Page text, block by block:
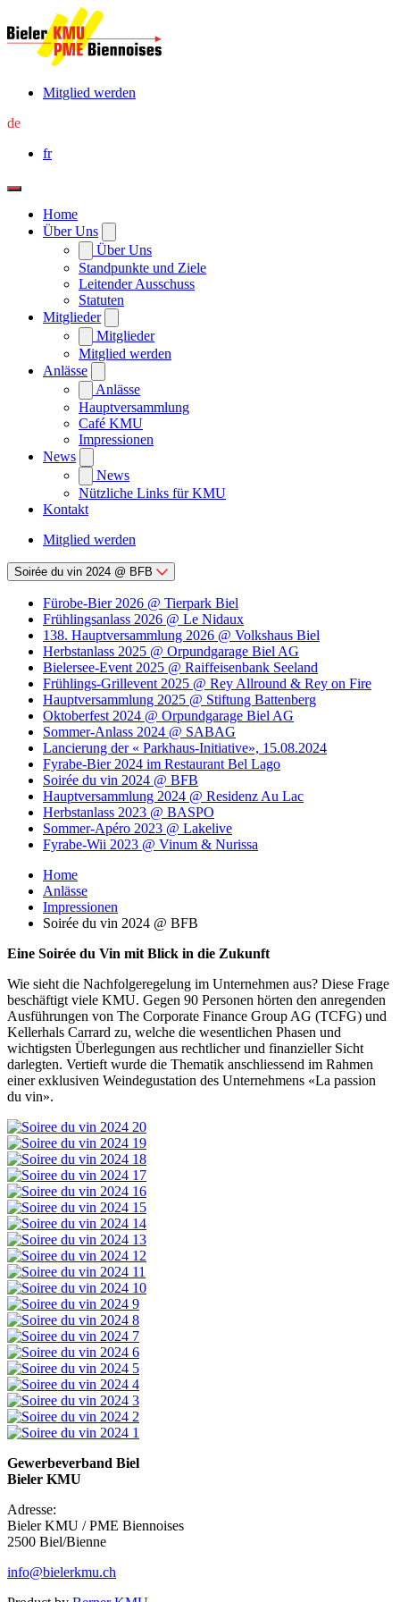
Mitglied werden
de
fr
Home
Über Uns
Über Uns
Standpunkte und Ziele
Leitender Ausschuss
Statuten
Mitglieder
Mitglieder
Mitglied werden
Anlässe
Anlässe
Hauptversammlung
Café KMU
Impressionen
News
News
Nützliche Links für KMU
Kontakt
Mitglied werden
Soirée du vin 2024 @ BFB
Fürobe-Bier 2026 @ Tierpark Biel
Frühlingsanlass 2026 @ Le Nidaux
138. Hauptversammlung 2026 @ Volkshaus Biel
Herbstanlass 2025 @ Orpundgarage Biel AG
Bielersee-Event 2025 @ Raiffeisenbank Seeland
Frühlings-Grillevent 2025 @ Rey Allround & Rey on Fire
Hauptversammlung 2025 @ Stiftung Battenberg
Oktoberfest 2024 @ Orpundgarage Biel AG
Sommer-Anlass 2024 @ SABAG
Lancierung der « Parkhaus-Initiative», 15.08.2024
Fyrabe-Bier 2024 im Restaurant Bel Lago
Soirée du vin 2024 @ BFB
Hauptversammlung 2024 @ Residenz Au Lac
Herbstanlass 2023 @ BASPO
Sommer-Apéro 2023 @ Lakelive
Fyrabe-Wii 2023 @ Vinum & Nurissa
Home
Anlässe
Impressionen
Soirée du vin 2024 @ BFB
Eine Soirée du Vin mit Blick in die Zukunft
Wie sieht die Nachfolgeregelung im Unternehmen aus? Diese Frage
beschäftigt viele KMU. Gegen 90 Personen hörten den anregenden
Ausführungen von The Corporate Finance Group AG (TCFG) und
Kellerhals Carrard zu, welche die wesentlichen Phasen und
wichtigsten Überlegungen aus rechtlicher und finanzieller Sicht
darlegten. Vertieft wurde die Thematik anschliessend im Rahmen
einer exklusiven Weindegustation des Unternehmens «La passion
du vin».
Gewerbeverband Biel
Bieler KMU
Adresse:
Bieler KMU / PME Biennoises
2500 Biel/Bienne
info@bielerkmu.ch